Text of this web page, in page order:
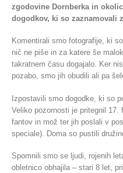
zgodovine Dornberka in
dogodkov, ki so zaznamovali
Komentirali smo fotografije, ki
nič ne piše in za katere še
takratnem času dogajalo. Ker
pozabo, smo jih obudili ali pa
Izpostavili smo dogodke, ki so
Veliko pozornosti je pritegnil 17.
fantov in mož ter jih poslali v
speciale). Doma so pustili
Spomnili smo se ljudi, rojenih
obletnico obhajila – stari 8 let,